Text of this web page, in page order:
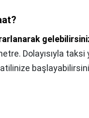
Dolayısıyla